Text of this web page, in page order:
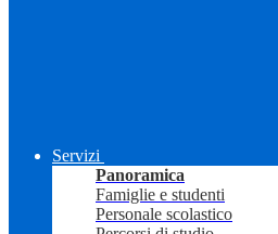
Servizi
Panoramica
Famiglie e studenti
Personale scolastico